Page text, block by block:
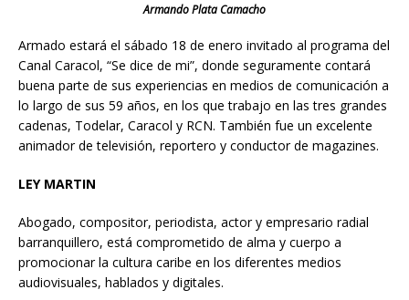
Armando Plata Camacho
Armado estará el sábado 18 de enero invitado al programa del
Canal Caracol, “Se dice de mi”, donde seguramente contará
buena parte de sus experiencias en medios de comunicación a
lo largo de sus 59 años, en los que trabajo en las tres grandes
cadenas, Todelar, Caracol y RCN. También fue un excelente
animador de televisión, reportero y conductor de magazines.
LEY MARTIN
Abogado, compositor, periodista, actor y empresario radial
barranquillero, está comprometido de alma y cuerpo a
promocionar la cultura caribe en los diferentes medios
audiovisuales, hablados y digitales.